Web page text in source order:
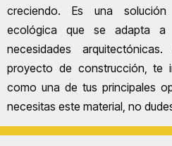
creciendo. Es una
ecológica que se adapta a
necesidades
proyecto de construcción, te
como una de tus principales
necesitas este material, no